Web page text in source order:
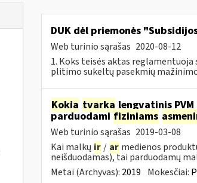
DUK dėl priemonės
Web turinio sąrašas 2020-08-12
1. Koks teisės aktas
plitimo sukeltų pasekmių
Kokia tvarkalengvatinis
parduodamifiziniams
Web turinio sąrašas 2019-03-08
Kai malkų ir / ar medienos
neišduodamas), tai parduodamų
Metai (Archyvas): 2019 Mokesčiai: